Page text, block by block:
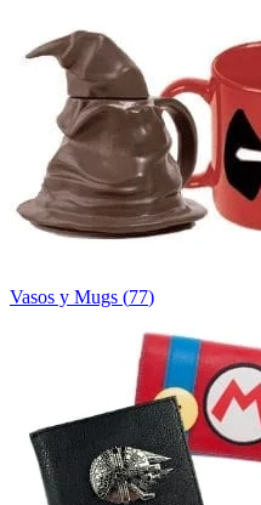
Vasos y Mugs (77)